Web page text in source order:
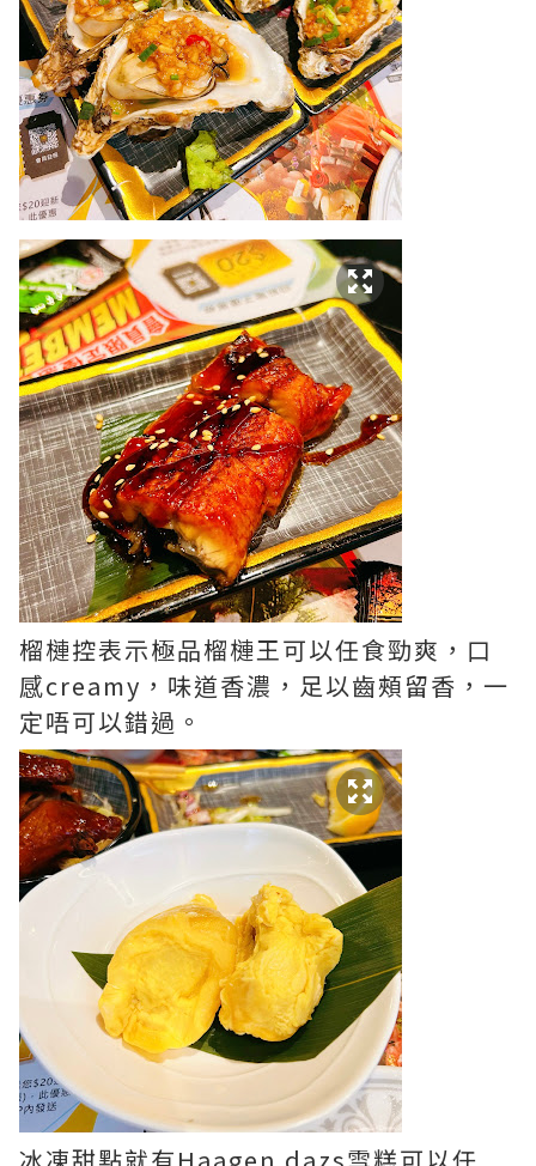
榴槤控表示極品榴槤王可以任食勁爽，口
感creamy，味道香濃，足以齒頰留香，一
定唔可以錯過。
冰凍甜點就有Haagen dazs雪糕可以任